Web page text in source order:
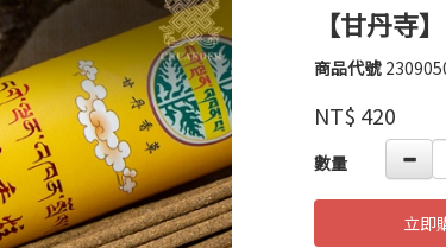
【甘丹寺
商品代號
品牌
高
婉
瑜
NT$ 420
數量
立即